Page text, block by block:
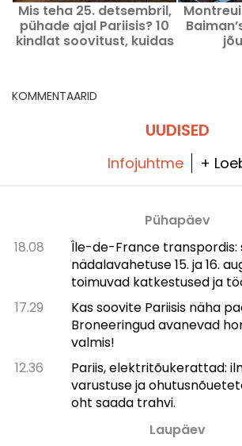
Mis teha 25. detsembril,
pühade ajal Pariisis? 10
kindlat soovitust, kuidas
KOMMENTAARID
UUDISED
Infojuhtme +
Pühapäev
18.08
Île-de-France transpordis:
nädalavahetuse 15. ja 16.
toimuvad katkestused ja
17.29
Kas soovite Pariisis näha
Broneeringud avanevad
valmis!
12.36
Pariis, elektritõukerattad:
varustuse ja
oht saada trahvi.
Laupäev